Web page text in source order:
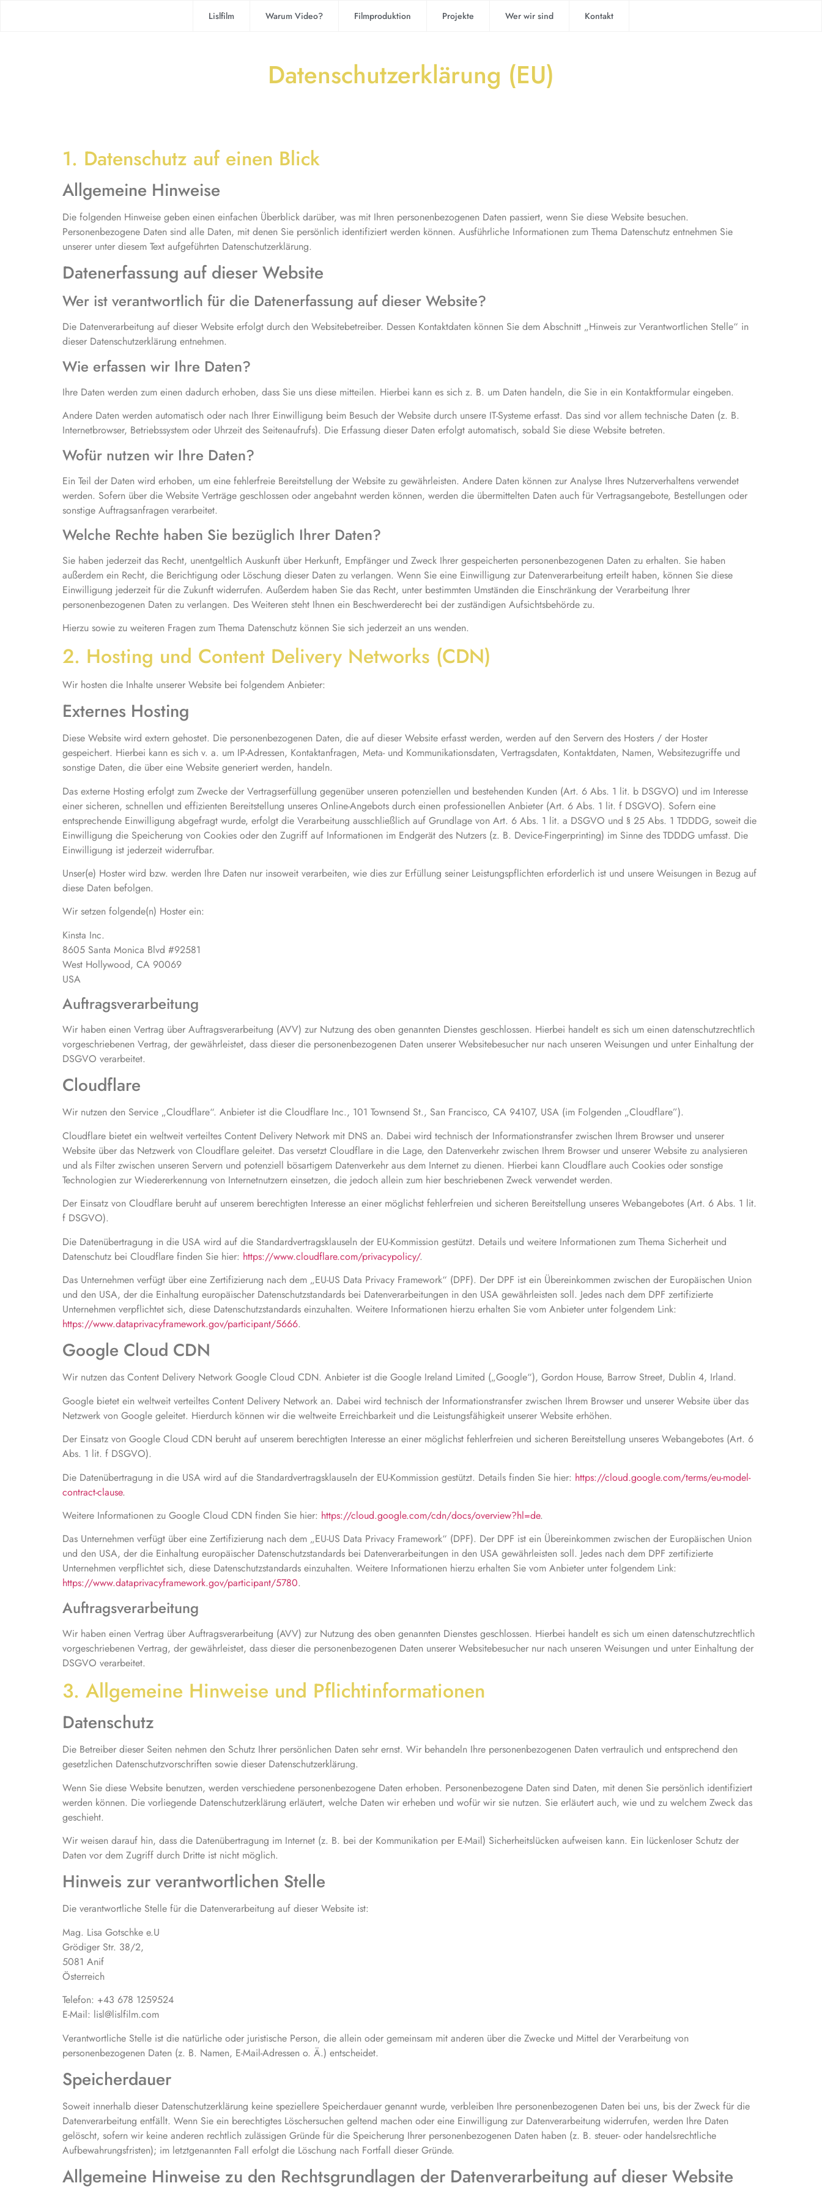
Lislfilm Warum Video? Filmproduktion Projekte Wer wir sind Kontakt
Datenschutzerklärung (EU)
1. Datenschutz auf einen Blick
Allgemeine Hinweise
Die folgenden Hinweise geben einen einfachen Überblick darüber, was mit Ihren personenbezogenen Daten passiert, wenn Sie diese Website besuchen.
Personenbezogene Daten sind alle Daten, mit denen Sie persönlich identifiziert werden können. Ausführliche Informationen zum Thema Datenschutz entnehmen Sie
unserer unter diesem Text aufgeführten Datenschutzerklärung.
Datenerfassung auf dieser Website
Wer ist verantwortlich für die Datenerfassung auf dieser Website?
Die Datenverarbeitung auf dieser Website erfolgt durch den Websitebetreiber. Dessen Kontaktdaten können Sie dem Abschnitt „Hinweis zur Verantwortlichen Stelle“ in
dieser Datenschutzerklärung entnehmen.
Wie erfassen wir Ihre Daten?
Ihre Daten werden zum einen dadurch erhoben, dass Sie uns diese mitteilen. Hierbei kann es sich z. B. um Daten handeln, die Sie in ein Kontaktformular eingeben.
Andere Daten werden automatisch oder nach Ihrer Einwilligung beim Besuch der Website durch unsere IT-Systeme erfasst. Das sind vor allem technische Daten (z. B.
Internetbrowser, Betriebssystem oder Uhrzeit des Seitenaufrufs). Die Erfassung dieser Daten erfolgt automatisch, sobald Sie diese Website betreten.
Wofür nutzen wir Ihre Daten?
Ein Teil der Daten wird erhoben, um eine fehlerfreie Bereitstellung der Website zu gewährleisten. Andere Daten können zur Analyse Ihres Nutzerverhaltens verwendet
werden. Sofern über die Website Verträge geschlossen oder angebahnt werden können, werden die übermittelten Daten auch für Vertragsangebote, Bestellungen oder
sonstige Auftragsanfragen verarbeitet.
Welche Rechte haben Sie bezüglich Ihrer Daten?
Sie haben jederzeit das Recht, unentgeltlich Auskunft über Herkunft, Empfänger und Zweck Ihrer gespeicherten personenbezogenen Daten zu erhalten. Sie haben
außerdem ein Recht, die Berichtigung oder Löschung dieser Daten zu verlangen. Wenn Sie eine Einwilligung zur Datenverarbeitung erteilt haben, können Sie diese
Einwilligung jederzeit für die Zukunft widerrufen. Außerdem haben Sie das Recht, unter bestimmten Umständen die Einschränkung der Verarbeitung Ihrer
personenbezogenen Daten zu verlangen. Des Weiteren steht Ihnen ein Beschwerderecht bei der zuständigen Aufsichtsbehörde zu.
Hierzu sowie zu weiteren Fragen zum Thema Datenschutz können Sie sich jederzeit an uns wenden.
2. Hosting und Content Delivery Networks (CDN)
Wir hosten die Inhalte unserer Website bei folgendem Anbieter:
Externes Hosting
Diese Website wird extern gehostet. Die personenbezogenen Daten, die auf dieser Website erfasst werden, werden auf den Servern des Hosters / der Hoster
gespeichert. Hierbei kann es sich v. a. um IP-Adressen, Kontaktanfragen, Meta- und Kommunikationsdaten, Vertragsdaten, Kontaktdaten, Namen, Websitezugriffe und
sonstige Daten, die über eine Website generiert werden, handeln.
Das externe Hosting erfolgt zum Zwecke der Vertragserfüllung gegenüber unseren potenziellen und bestehenden Kunden (Art. 6 Abs. 1 lit. b DSGVO) und im Interesse
einer sicheren, schnellen und effizienten Bereitstellung unseres Online-Angebots durch einen professionellen Anbieter (Art. 6 Abs. 1 lit. f DSGVO). Sofern eine
entsprechende Einwilligung abgefragt wurde, erfolgt die Verarbeitung ausschließlich auf Grundlage von Art. 6 Abs. 1 lit. a DSGVO und § 25 Abs. 1 TDDDG, soweit die
Einwilligung die Speicherung von Cookies oder den Zugriff auf Informationen im Endgerät des Nutzers (z. B. Device-Fingerprinting) im Sinne des TDDDG umfasst. Die
Einwilligung ist jederzeit widerrufbar.
Unser(e) Hoster wird bzw. werden Ihre Daten nur insoweit verarbeiten, wie dies zur Erfüllung seiner Leistungspflichten erforderlich ist und unsere Weisungen in Bezug auf
diese Daten befolgen.
Wir setzen folgende(n) Hoster ein:
Kinsta Inc.
8605 Santa Monica Blvd #92581
West Hollywood, CA 90069
USA
Auftragsverarbeitung
Wir haben einen Vertrag über Auftragsverarbeitung (AVV) zur Nutzung des oben genannten Dienstes geschlossen. Hierbei handelt es sich um einen datenschutzrechtlich
vorgeschriebenen Vertrag, der gewährleistet, dass dieser die personenbezogenen Daten unserer Websitebesucher nur nach unseren Weisungen und unter Einhaltung der
DSGVO verarbeitet.
Cloudflare
Wir nutzen den Service „Cloudflare“. Anbieter ist die Cloudflare Inc., 101 Townsend St., San Francisco, CA 94107, USA (im Folgenden „Cloudflare”).
Cloudflare bietet ein weltweit verteiltes Content Delivery Network mit DNS an. Dabei wird technisch der Informationstransfer zwischen Ihrem Browser und unserer
Website über das Netzwerk von Cloudflare geleitet. Das versetzt Cloudflare in die Lage, den Datenverkehr zwischen Ihrem Browser und unserer Website zu analysieren
und als Filter zwischen unseren Servern und potenziell bösartigem Datenverkehr aus dem Internet zu dienen. Hierbei kann Cloudflare auch Cookies oder sonstige
Technologien zur Wiedererkennung von Internetnutzern einsetzen, die jedoch allein zum hier beschriebenen Zweck verwendet werden.
Der Einsatz von Cloudflare beruht auf unserem berechtigten Interesse an einer möglichst fehlerfreien und sicheren Bereitstellung unseres Webangebotes (Art. 6 Abs. 1 lit.
f DSGVO).
Die Datenübertragung in die USA wird auf die Standardvertragsklauseln der EU-Kommission gestützt. Details und weitere Informationen zum Thema Sicherheit und
Datenschutz bei Cloudflare finden Sie hier: https://www.cloudflare.com/privacypolicy/.
Das Unternehmen verfügt über eine Zertifizierung nach dem „EU-US Data Privacy Framework“ (DPF). Der DPF ist ein Übereinkommen zwischen der Europäischen Union
und den USA, der die Einhaltung europäischer Datenschutzstandards bei Datenverarbeitungen in den USA gewährleisten soll. Jedes nach dem DPF zertifizierte
Unternehmen verpflichtet sich, diese Datenschutzstandards einzuhalten. Weitere Informationen hierzu erhalten Sie vom Anbieter unter folgendem Link:
https://www.dataprivacyframework.gov/participant/5666.
Google Cloud CDN
Wir nutzen das Content Delivery Network Google Cloud CDN. Anbieter ist die Google Ireland Limited („Google“), Gordon House, Barrow Street, Dublin 4, Irland.
Google bietet ein weltweit verteiltes Content Delivery Network an. Dabei wird technisch der Informationstransfer zwischen Ihrem Browser und unserer Website über das
Netzwerk von Google geleitet. Hierdurch können wir die weltweite Erreichbarkeit und die Leistungsfähigkeit unserer Website erhöhen.
Der Einsatz von Google Cloud CDN beruht auf unserem berechtigten Interesse an einer möglichst fehlerfreien und sicheren Bereitstellung unseres Webangebotes (Art. 6
Abs. 1 lit. f DSGVO).
Die Datenübertragung in die USA wird auf die Standardvertragsklauseln der EU-Kommission gestützt. Details finden Sie hier: https://cloud.google.com/terms/eu-model-
contract-clause.
Weitere Informationen zu Google Cloud CDN finden Sie hier: https://cloud.google.com/cdn/docs/overview?hl=de.
Das Unternehmen verfügt über eine Zertifizierung nach dem „EU-US Data Privacy Framework“ (DPF). Der DPF ist ein Übereinkommen zwischen der Europäischen Union
und den USA, der die Einhaltung europäischer Datenschutzstandards bei Datenverarbeitungen in den USA gewährleisten soll. Jedes nach dem DPF zertifizierte
Unternehmen verpflichtet sich, diese Datenschutzstandards einzuhalten. Weitere Informationen hierzu erhalten Sie vom Anbieter unter folgendem Link:
https://www.dataprivacyframework.gov/participant/5780.
Auftragsverarbeitung
Wir haben einen Vertrag über Auftragsverarbeitung (AVV) zur Nutzung des oben genannten Dienstes geschlossen. Hierbei handelt es sich um einen datenschutzrechtlich
vorgeschriebenen Vertrag, der gewährleistet, dass dieser die personenbezogenen Daten unserer Websitebesucher nur nach unseren Weisungen und unter Einhaltung der
DSGVO verarbeitet.
3. Allgemeine Hinweise und Pflicht­informationen
Datenschutz
Die Betreiber dieser Seiten nehmen den Schutz Ihrer persönlichen Daten sehr ernst. Wir behandeln Ihre personenbezogenen Daten vertraulich und entsprechend den
gesetzlichen Datenschutzvorschriften sowie dieser Datenschutzerklärung.
Wenn Sie diese Website benutzen, werden verschiedene personenbezogene Daten erhoben. Personenbezogene Daten sind Daten, mit denen Sie persönlich identifiziert
werden können. Die vorliegende Datenschutzerklärung erläutert, welche Daten wir erheben und wofür wir sie nutzen. Sie erläutert auch, wie und zu welchem Zweck das
geschieht.
Wir weisen darauf hin, dass die Datenübertragung im Internet (z. B. bei der Kommunikation per E-Mail) Sicherheitslücken aufweisen kann. Ein lückenloser Schutz der
Daten vor dem Zugriff durch Dritte ist nicht möglich.
Hinweis zur verantwortlichen Stelle
Die verantwortliche Stelle für die Datenverarbeitung auf dieser Website ist:
Mag. Lisa Gotschke e.U
Grödiger Str. 38/2,
5081 Anif
Österreich
Telefon: +43 678 1259524
E-Mail: lisl@lislfilm.com
Verantwortliche Stelle ist die natürliche oder juristische Person, die allein oder gemeinsam mit anderen über die Zwecke und Mittel der Verarbeitung von
personenbezogenen Daten (z. B. Namen, E-Mail-Adressen o. Ä.) entscheidet.
Speicherdauer
Soweit innerhalb dieser Datenschutzerklärung keine speziellere Speicherdauer genannt wurde, verbleiben Ihre personenbezogenen Daten bei uns, bis der Zweck für die
Datenverarbeitung entfällt. Wenn Sie ein berechtigtes Löschersuchen geltend machen oder eine Einwilligung zur Datenverarbeitung widerrufen, werden Ihre Daten
gelöscht, sofern wir keine anderen rechtlich zulässigen Gründe für die Speicherung Ihrer personenbezogenen Daten haben (z. B. steuer- oder handelsrechtliche
Aufbewahrungsfristen); im letztgenannten Fall erfolgt die Löschung nach Fortfall dieser Gründe.
Allgemeine Hinweise zu den Rechtsgrundlagen der Datenverarbeitung auf dieser Website